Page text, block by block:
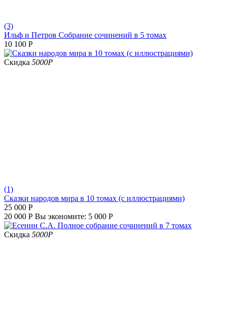
(3)
Ильф и Петров Собрание сочинений в 5 томах
10 100 Р
Скидка 5000Р
(1)
Сказки народов мира в 10 томах (с иллюстрациями)
25 000 Р
20 000 Р Вы экономите: 5 000 Р
Скидка 5000Р